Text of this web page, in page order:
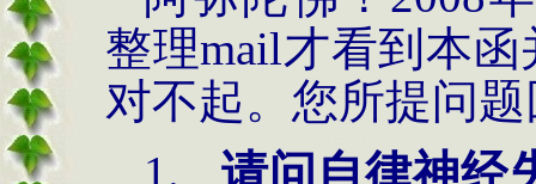
整理mail才看到本
对不起。您所提问
1.
请问自律神经